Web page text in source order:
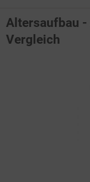
Altersaufbau -
Vergleich